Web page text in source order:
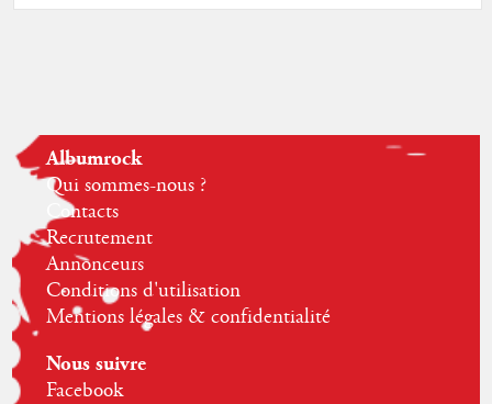
Albumrock
Qui sommes-nous ?
Contacts
Recrutement
Annonceurs
Conditions d'utilisation
Mentions légales & confidentialité
Nous suivre
Facebook